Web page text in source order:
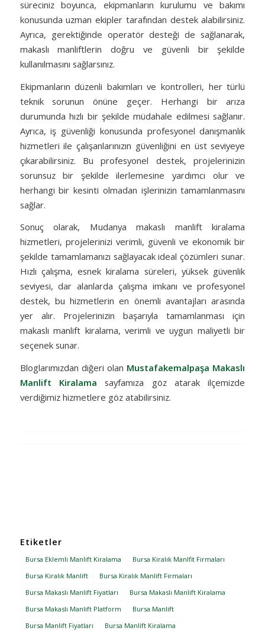
süreciniz boyunca, ekipmanların kurulumu ve bakımı
konusunda uzman ekipler tarafından destek alabilirsiniz.
Ayrıca, gerektiğinde operatör desteği de sağlanarak,
makaslı manliftlerin doğru ve güvenli bir şekilde
kullanılmasını sağlarsınız.
Ekipmanların düzenli bakımları ve kontrolleri, her türlü
teknik sorunun önüne geçer. Herhangi bir arıza
durumunda hızlı bir şekilde müdahale edilmesi sağlanır.
Ayrıca, iş güvenliği konusunda profesyonel danışmanlık
hizmetleri ile çalışanlarınızın güvenliğini en üst seviyeye
çıkarabilirsiniz. Bu profesyonel destek, projelerinizin
sorunsuz bir şekilde ilerlemesine yardımcı olur ve
herhangi bir kesinti olmadan işlerinizin tamamlanmasını
sağlar.
Sonuç olarak, Mudanya makaslı manlift kiralama
hizmetleri, projelerinizi verimli, güvenli ve ekonomik bir
şekilde tamamlamanızı sağlayacak ideal çözümleri sunar.
Hızlı çalışma, esnek kiralama süreleri, yüksek güvenlik
seviyesi, dar alanlarda çalışma imkanı ve profesyonel
destek, bu hizmetlerin en önemli avantajları arasında
yer alır. Projelerinizin başarıyla tamamlanması için
makaslı manlift kiralama, verimli ve uygun maliyetli bir
seçenek sunar.
Bloglarımızdan diğeri olan Mustafakemalpaşa Makaslı
Manlift Kiralama sayfamıza göz atarak ilçemizde
verdiğimiz hizmetlere göz atabilirsiniz.
Etiketler
Bursa Eklemli Manlift Kiralama
Bursa Kiralık Manlfit Firmaları
Bursa Kiralık Manlift
Bursa Kiralık Manlift Firmaları
Bursa Makaslı Manlift Fiyatları
Bursa Makaslı Manlift Kiralama
Bursa Makaslı Manlift Platform
Bursa Manlift
Bursa Manlift Fiyatları
Bursa Manlift Kiralama